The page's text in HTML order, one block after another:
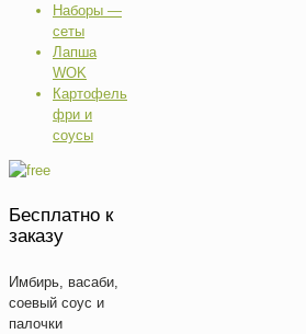
Наборы —
сеты
Лапша
WOK
Картофель
фри и
соусы
Бесплатно к
заказу
Имбирь, васаби,
соевый соус и
палочки